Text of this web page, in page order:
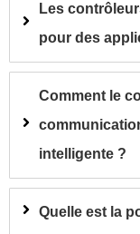
Les
pour des
Comment le
intelligente ?
Quelle est la